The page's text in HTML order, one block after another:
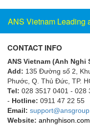
Francis Vietnam
FRANKE
Freezemod
Fritsch Vietnam
FS CABLE
FS Inc Vietnam
FTM Vietnam
Fuji
ANS Vietnam Leading
CONTACT INFO
ANS Vietnam (Anh Nghi
Add: 135 Đường số 2,
Phước, Q. Thủ Đức, TP.
Tel: 028 3517 0401 - 028
- Hotline: 0911 47 22 55
Email:
Website: anhnghison.com